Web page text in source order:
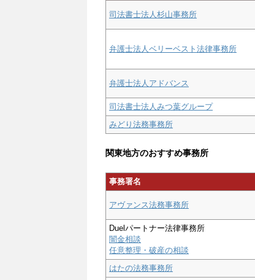
司法書士法人杉山事務所
弁護士法人ベリーベスト法律事務所
弁護士法人アドバンス
司法書士法人みつ葉グループ
みどり法務事務所
関東地方のおすすめ事務所
事務署名
アヴァンス法務事務所
Duelパートナー法律事務所
闇金相談
任意整理・破産の相談
はたの法務事務所